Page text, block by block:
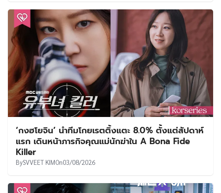
‘กงฮโยจิน’ นำทีมโกยเรตติ้งแตะ 8.0% ตั้งแต่สัปดาห์
แรก เดินหน้าภารกิจคุณแม่นักฆ่าใน A Bona Fide
Killer
BySVVEET KIMOn03/08/2026